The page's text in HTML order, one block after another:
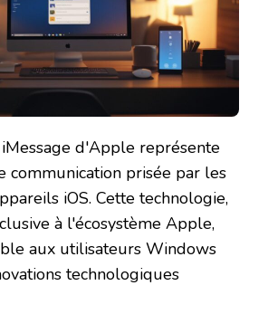
d'Apple représente
communication prisée par les
iOS. Cette technologie,
à l'écosystème Apple,
aux utilisateurs Windows
technologiques